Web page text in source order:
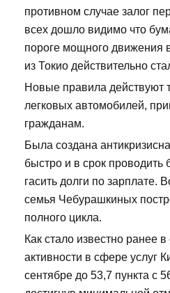
противном случае залог
всех дошло видимо что
пороге мощного движения
из Токио действительно
Новые правила действуют
легковых автомобилей,
гражданам.
Была создана
быстро и в срок
гасить долги по зарплате.
семья Чебурашкиных
полного цикла.
Как стало известно ранее
активности в сфере услуг
сентябре до 53,7 пункта с